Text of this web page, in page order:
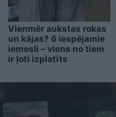
Vienmēr aukstas rokas
un kājas? 6 iespējamie
iemesli – viens no tiem
ir ļoti izplatīts